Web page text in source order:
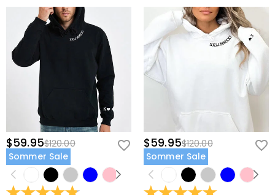
$59.95$120.00
Sommer Sale
$59.95$120.00
Sommer Sale